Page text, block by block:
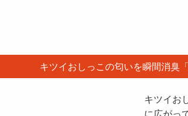
キツイおしっこの匂いを瞬間消臭「
キツイお